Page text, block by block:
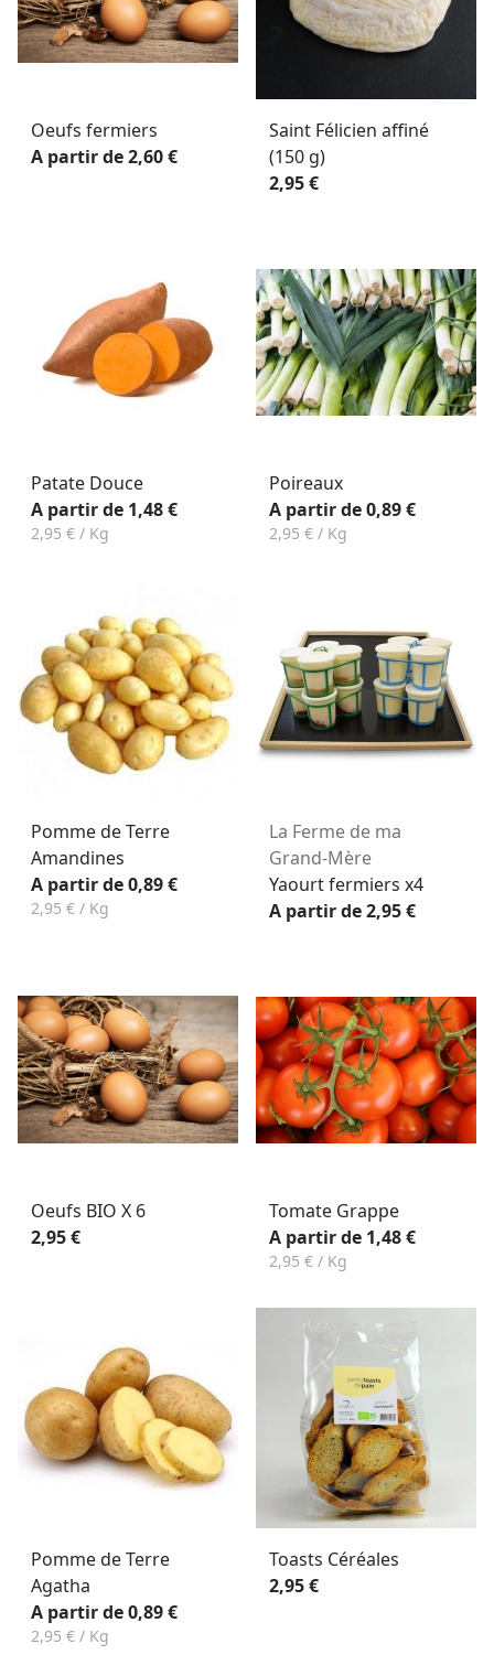
Oeufs fermiers
A partir de 2,60 €
Saint Félicien affiné
(150 g)
2,95 €
Patate Douce
A partir de 1,48 €
2,95 € / Kg
Poireaux
A partir de 0,89 €
2,95 € / Kg
Pomme de Terre
Amandines
A partir de 0,89 €
2,95 € / Kg
La Ferme de ma
Grand-Mère
Yaourt fermiers x4
A partir de 2,95 €
Oeufs BIO X 6
2,95 €
Tomate Grappe
A partir de 1,48 €
2,95 € / Kg
Pomme de Terre
Agatha
A partir de 0,89 €
2,95 € / Kg
Toasts Céréales
2,95 €